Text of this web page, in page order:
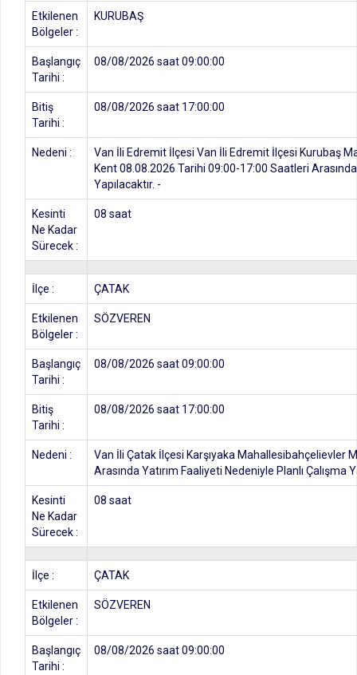
Etkilenen
Bölgeler :
KURUBAŞ
Başlangıç
Tarihi :
08/08/2026 saat 09:00:00
Bitiş
Tarihi :
08/08/2026 saat 17:00:00
Nedeni :
Van İli Edremit İlçesi Van İli Edremit İlçesi Kurubaş
Kent 08.08.2026 Tarihi 09:00-17:00 Saatleri
Yapılacaktır. -
Kesinti
Ne Kadar
Sürecek :
08 saat
İlçe : ÇATAK
Etkilenen
Bölgeler :
SÖZVEREN
Başlangıç
Tarihi :
08/08/2026 saat 09:00:00
Bitiş
Tarihi :
08/08/2026 saat 17:00:00
Nedeni :
Van İli Çatak İlçesi Karşıyaka Mahallesibahçelievler
Arasında Yatırım Faaliyeti Nedeniyle Planlı Çalışma
Kesinti
Ne Kadar
Sürecek :
08 saat
İlçe : ÇATAK
Etkilenen
Bölgeler :
SÖZVEREN
Başlangıç
Tarihi :
08/08/2026 saat 09:00:00